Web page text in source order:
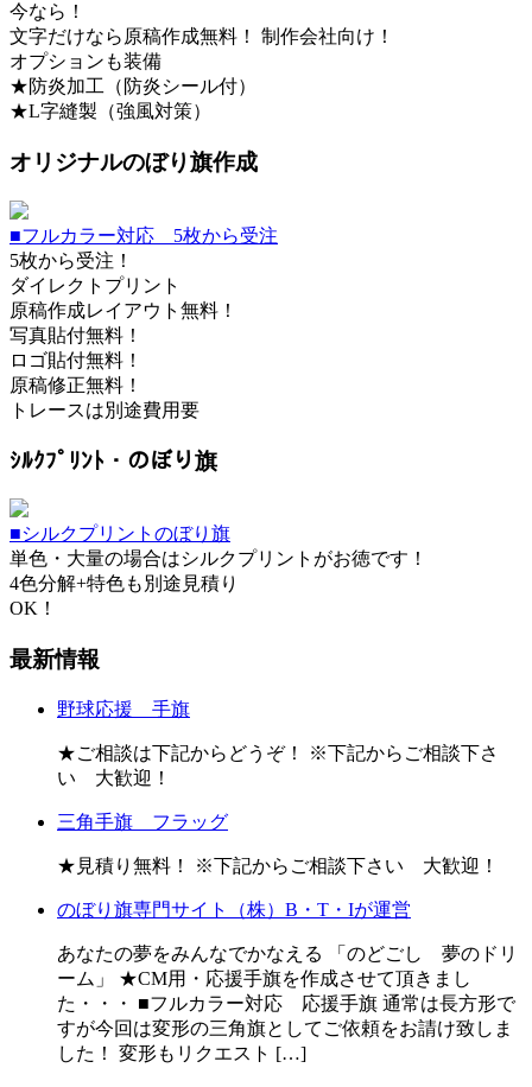
今なら！
文字だけなら原稿作成無料！ 制作会社向け！
オプションも装備
★防炎加工（防炎シール付）
★L字縫製（強風対策）
オリジナルのぼり旗作成
■フルカラー対応 5枚から受注
5枚から受注！
ダイレクトプリント
原稿作成レイアウト無料！
写真貼付無料！
ロゴ貼付無料！
原稿修正無料！
トレースは別途費用要
ｼﾙｸﾌﾟﾘﾝﾄ・のぼり旗
■シルクプリントのぼり旗
単色・大量の場合はシルクプリントがお徳です！
4色分解+特色も別途見積り
OK！
最新情報
野球応援 手旗
★ご相談は下記からどうぞ！ ※下記からご相談下さ
い 大歓迎！
三角手旗 フラッグ
★見積り無料！ ※下記からご相談下さい 大歓迎！
のぼり旗専門サイト（株）B・T・Iが運営
あなたの夢をみんなでかなえる 「のどごし 夢のドリ
ーム」 ★CM用・応援手旗を作成させて頂きまし
た・・・ ■フルカラー対応 応援手旗 通常は長方形で
すが今回は変形の三角旗としてご依頼をお請け致しま
した！ 変形もリクエスト […]